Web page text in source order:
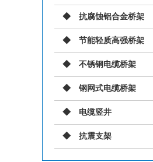
抗腐蚀铝合金桥架
节能轻质高强桥架
不锈钢电缆桥架
钢网式电缆桥架
电缆竖井
抗震支架